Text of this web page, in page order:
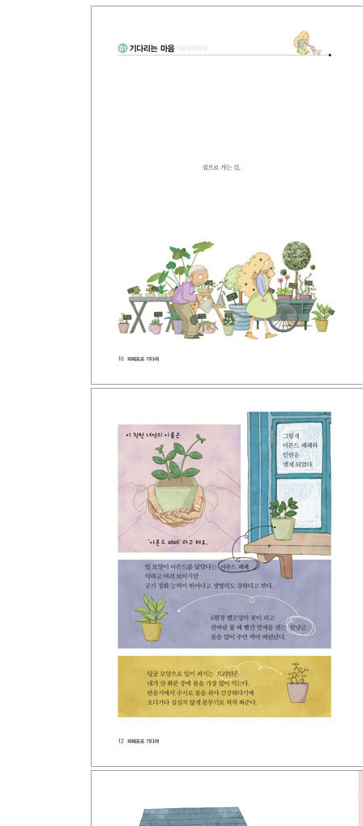
5) 누나의 분유
5. 기다려……
3) 인생의 한 페이지에 찍힌 점 하나
4) 아들에게
5) 가장 아름다운 색깔
6) 유리창과 벽돌